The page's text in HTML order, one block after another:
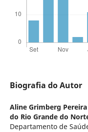
Biografia do Autor
Aline Grimberg
do Rio Grande do
Departamento de